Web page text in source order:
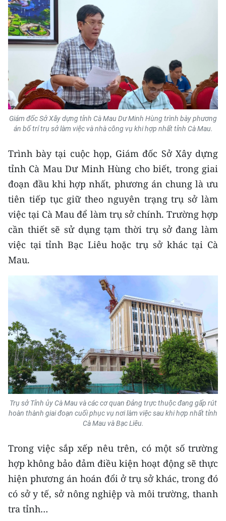
CHƯƠNG TRÌNH OCOP - MỖI XÃ
MỘT SẢN PHẨM
MEDIA CENTER
E-Magazine
Video
Media Kinh tế
Media Văn hóa
Media Xã hội
Media Pháp luật
Media Du lịch
Media Thế giới
Media Thể thao
Media Giáo dục
Media Y tế
Media Khoa học - Công nghệ
Media Môi trường
Ảnh
TIN MỚI
TIN ĐỊA PHƯƠNG
Trung du và miền núi phía Bắc
Giám đốc Sở Xây dựng tỉnh Cà Mau Dư Minh Hùng trình bày phương
án bố trí trụ sở làm việc và nhà công vụ khi hợp nhất tỉnh Cà Mau.
Trình bày tại cuộc họp, Giám đốc Sở Xây dựng
tỉnh Cà Mau Dư Minh Hùng cho biết, trong giai
đoạn đầu khi hợp nhất, phương án chung là ưu
tiên tiếp tục giữ theo nguyên trạng trụ sở làm
việc tại Cà Mau để làm trụ sở chính. Trường hợp
cần thiết sẽ sử dụng tạm thời trụ sở đang làm
việc tại tỉnh Bạc Liêu hoặc trụ sở khác tại Cà
Mau.
Trụ sở Tỉnh ủy Cà Mau và các cơ quan Đảng trực thuộc đang gấp rút
hoàn thành giai đoạn cuối phục vụ nơi làm việc sau khi hợp nhất tỉnh
Cà Mau và Bạc Liêu.
Trong việc sắp xếp nêu trên, có một số trường
hợp không bảo đảm điều kiện hoạt động sẽ thực
hiện phương án hoán đổi ở trụ sở khác, trong đó
có sở y tế, sở nông nghiệp và môi trường, thanh
tra tỉnh…